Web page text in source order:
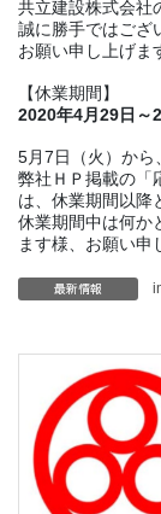
共立建設株式会社
誠に勝手ではござ
お願い申し上げま
【休業期間】
2020年4月29日～
5月7日（火）から
弊社ＨＰ掲載の「
は、休業期間以降
休業期間中は何か
ます様、お願い申
最新情報